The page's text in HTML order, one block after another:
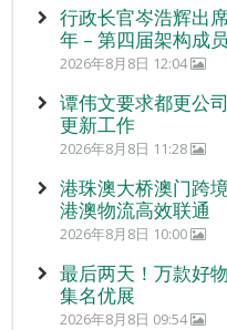
行政长官岑浩辉出
年 – 第四届架构成
2026年8月8日 12:04
谭伟文要求都更公
更新工作
2026年8月8日 11:28
港珠澳大桥澳门跨
港澳物流高效联通
2026年8月8日 10:00
最后两天！万款好
集名优展
2026年8月8日 09:54